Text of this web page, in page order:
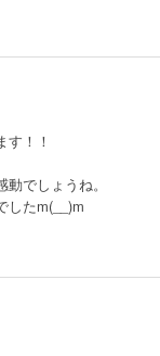
！！
でしょうね。
したm(__)m